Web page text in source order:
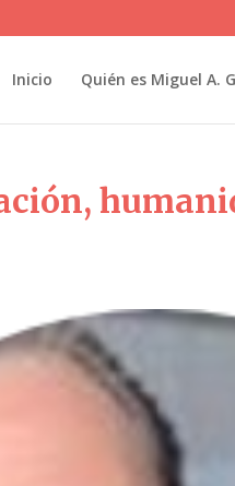
Inicio Quién es Miguel A.